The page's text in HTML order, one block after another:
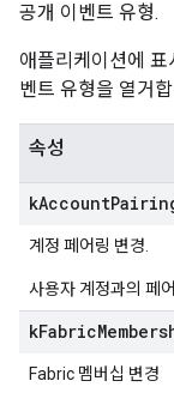
공개 이벤트 유형.
애플리케이션에 표
벤트 유형을 열거
속성
kAccount
계정 페어링 변경.
사용자 계정과의 페
kFabric
Fabric 멤버십 변경